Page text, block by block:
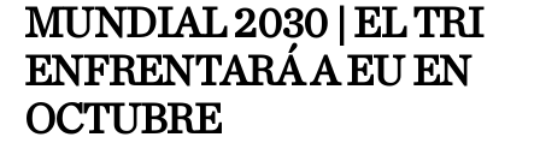
MUNDIAL 2030 | EL TRI
ENFRENTARÁ A EU EN
OCTUBRE